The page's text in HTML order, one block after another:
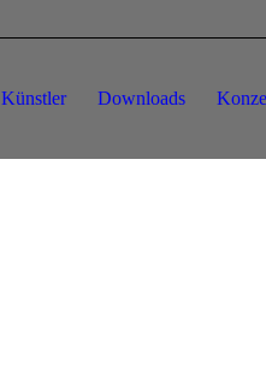
Künstler Downloads